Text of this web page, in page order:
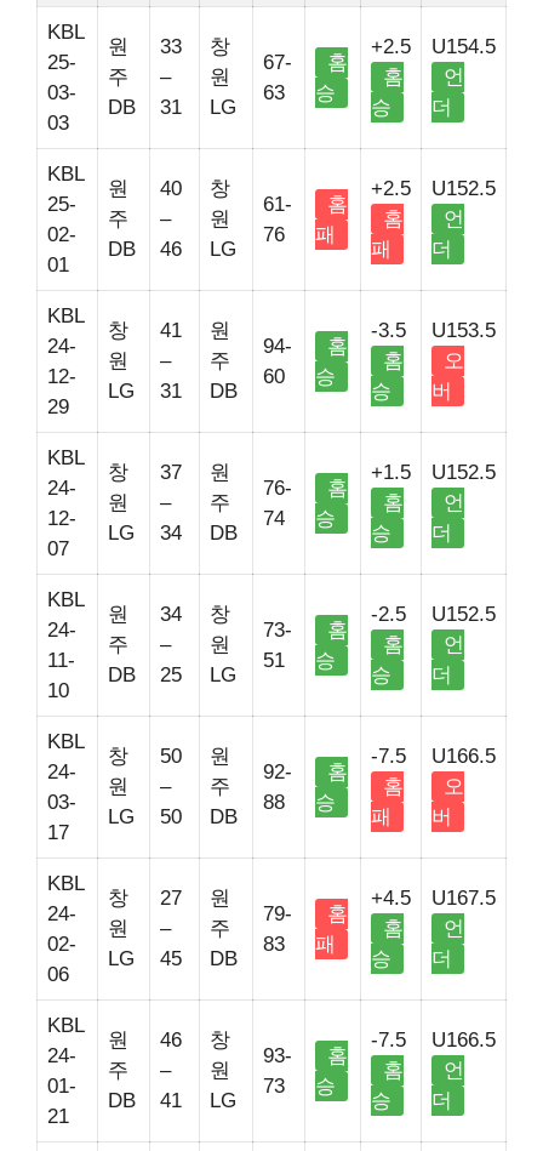
KBL
25-
03-
03
원
주
DB
33
–
31
창
원
LG
67-
63
홈
승
+2.5
홈
승
U154.5
언
더
KBL
25-
02-
01
원
주
DB
40
–
46
창
원
LG
61-
76
홈
패
+2.5
홈
패
U152.5
언
더
KBL
24-
12-
29
창
원
LG
41
–
31
원
주
DB
94-
60
홈
승
-3.5
홈
승
U153.5
오
버
KBL
24-
12-
07
창
원
LG
37
–
34
원
주
DB
76-
74
홈
승
+1.5
홈
승
U152.5
언
더
KBL
24-
11-
10
원
주
DB
34
–
25
창
원
LG
73-
51
홈
승
-2.5
홈
승
U152.5
언
더
KBL
24-
03-
17
창
원
LG
50
–
50
원
주
DB
92-
88
홈
승
-7.5
홈
패
U166.5
오
버
KBL
24-
02-
06
창
원
LG
27
–
45
원
주
DB
79-
83
홈
패
+4.5
홈
승
U167.5
언
더
KBL
24-
01-
21
원
주
DB
46
–
41
창
원
LG
93-
73
홈
승
-7.5
홈
승
U166.5
언
더